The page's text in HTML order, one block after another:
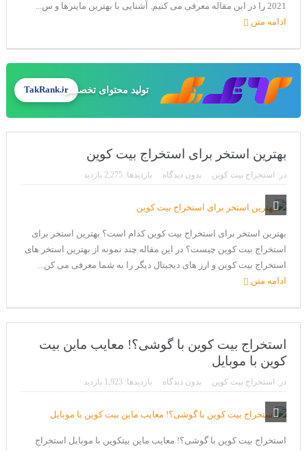
2021 را در این مقاله معرفی می کنیم. آشنایی با بهترین ماینرها و س...
ادامه متن
تولید محتوای تخصصیTakRank.ir
بهترین استخر برای استخراج بیت کوین
در: استخراج بیت کوین بدون دیدگاه بازدیدها: 2,275 بازدید
بهترین استخر برای استخراج بیت کوین کدام است؟ بهترین استخر برای
استخراج بیت کوین چیست؟ در این مقاله چند نمونه از بهترین استخر های
استخراج بیت کوین و ارز های دیجیتال دیگر را به شما معرفی می کن...
ادامه متن
استخراج بیت کوین با گوشی؟! معایب ماین بیت
کوین با موبایل
در: استخراج بیت کوین بدون دیدگاه بازدیدها: 1,923 بازدید
استخراج بیت کوین با گوشی؟! معایب ماین بیتکوین با موبایل استخراج